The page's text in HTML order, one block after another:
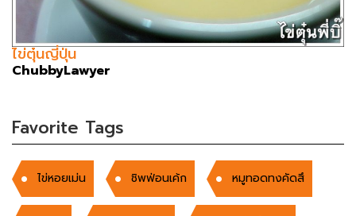
ไข่ตุ๋นญี่ปุ่น
ChubbyLawyer
Favorite Tags
ไข่หอยเม่น ชิพฟ่อนเค้ก หมูทอดทงคัดสึ